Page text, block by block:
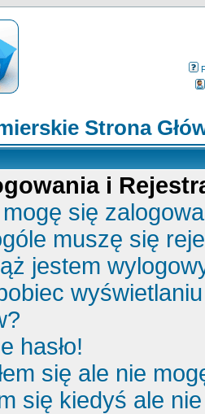
Strona
i
się
muszę się
jestem
hasło!
się ale nie
się kiedyś ale